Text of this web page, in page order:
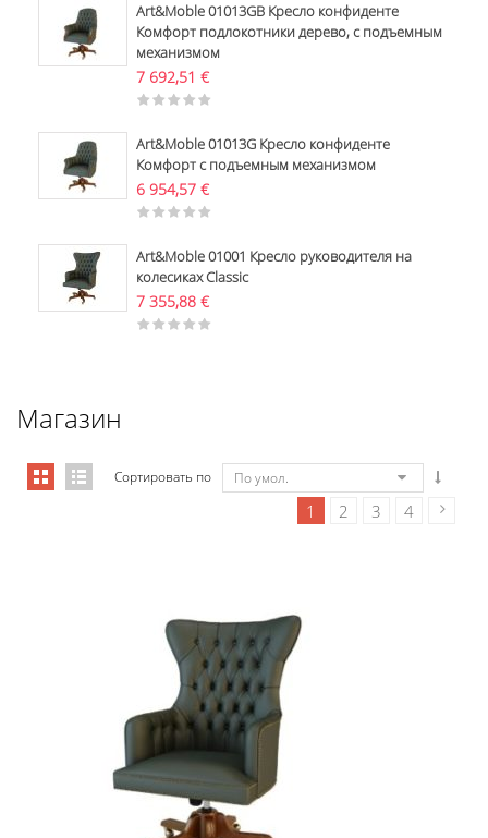
Art&Moble 01013GB Кресло конфиденте
Комфорт подлокотники дерево, с подъемным
механизмом
7 692,51 €
Art&Moble 01013G Кресло конфиденте
Комфорт с подъемным механизмом
6 954,57 €
Art&Moble 01001 Кресло руководителя на
колесиках Classic
7 355,88 €
Магазин
Сортировать по По умол.
1 2 3 4
Art&Moble 01001 Кресло руководи...